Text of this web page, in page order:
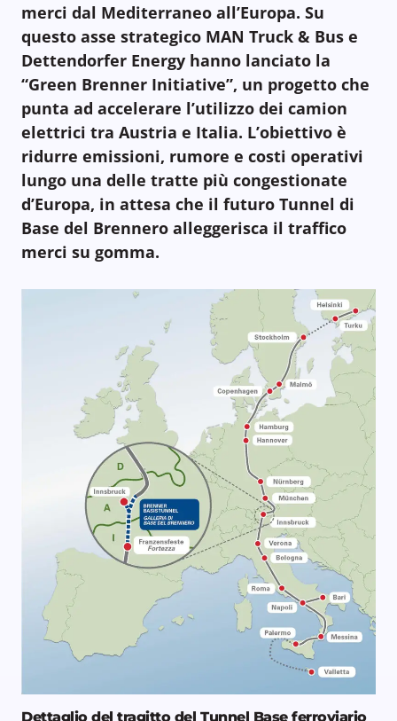
merci dal Mediterraneo all’Europa. Su
questo asse strategico MAN Truck & Bus e
Dettendorfer Energy hanno lanciato la
“Green Brenner Initiative”, un progetto che
punta ad accelerare l’utilizzo dei camion
elettrici tra Austria e Italia. L’obiettivo è
ridurre emissioni, rumore e costi operativi
lungo una delle tratte più congestionate
d’Europa, in attesa che il futuro Tunnel di
Base del Brennero alleggerisca il traffico
merci su gomma.
Dettaglio del tragitto del Tunnel Base ferroviario